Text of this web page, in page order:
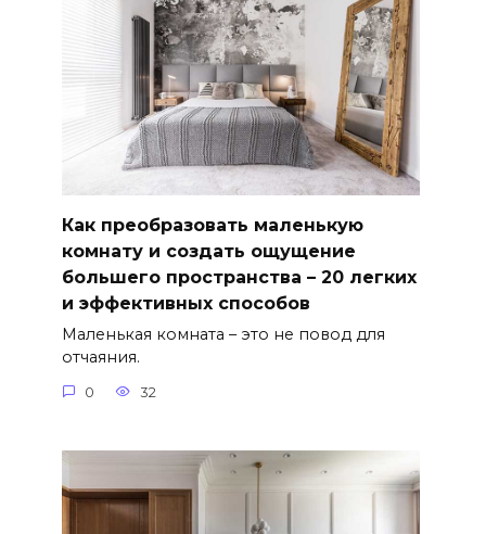
Как преобразовать маленькую
комнату и создать ощущение
большего пространства – 20 легких
и эффективных способов
Маленькая комната – это не повод для
отчаяния.
0 32